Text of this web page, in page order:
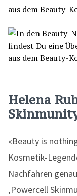
Helena
«Beauty is
Kosmetik-
Nachfahren
‚Powercell